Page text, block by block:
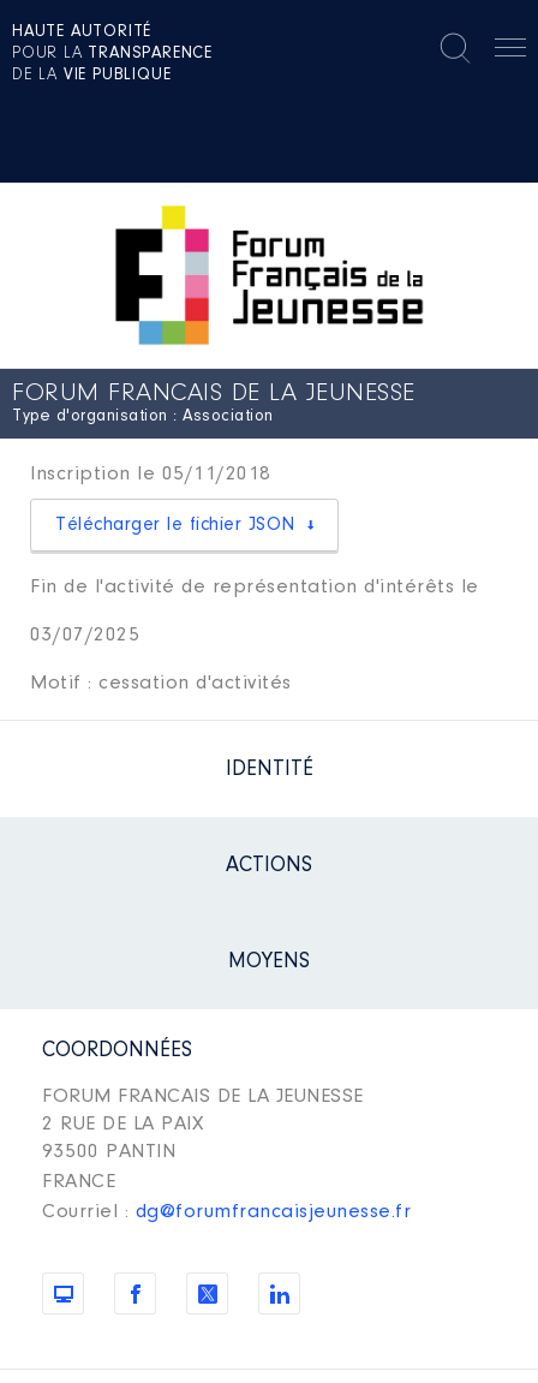
HAUTE AUTORITÉ
POUR LA TRANSPARENCE
DE LA VIE PUBLIQUE
FORUM FRANCAIS DE LA JEUNESSE
Type d'organisation : Association
Inscription le 05/11/2018
Télécharger le fichier JSON
Fin de l'activité de représentation d'intérêts le
03/07/2025
Motif : cessation d'activités
IDENTITÉ
ACTIONS
MOYENS
COORDONNÉES
FORUM FRANCAIS DE LA JEUNESSE
2 RUE DE LA PAIX
93500 PANTIN
FRANCE
Courriel : dg@forumfrancaisjeunesse.fr